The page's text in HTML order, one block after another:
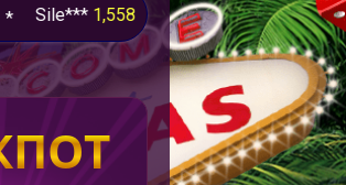
1,558.19 UAH ProK***2,965.85